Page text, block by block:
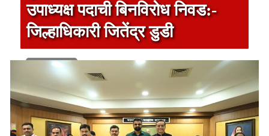
उपाध्यक्ष पदाची बिनविरोध निवड:-
जिल्हाधिकारी जितेंद्र डुडी
1 min read